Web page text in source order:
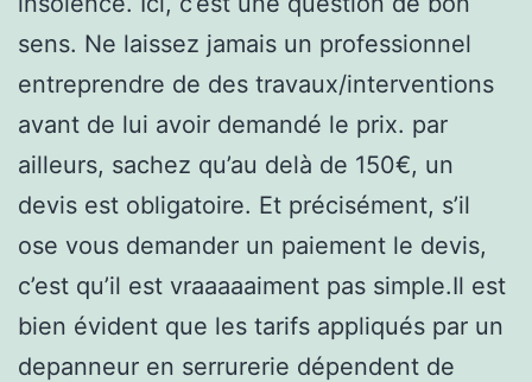
sens. Ne laissez jamais un professionnel
entreprendre de des travaux/interventions
avant de lui avoir demandé le prix. par
ailleurs, sachez qu’au delà de 150€, un
devis est obligatoire. Et précisément, s’il
ose vous demander un paiement le devis,
c’est qu’il est vraaaaaiment pas simple.Il est
bien évident que les tarifs appliqués par un
depanneur en serrurerie dépendent de